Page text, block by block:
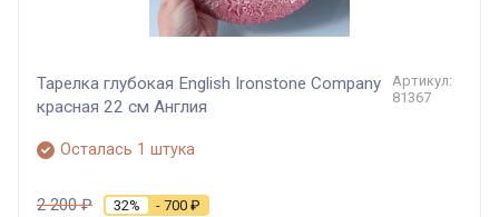
Тарелка глубокая English Ironstone Company
красная 22 см Англия
Артикул:
81367
Осталась 1 штука
2 200₽ 32% - 700 ₽